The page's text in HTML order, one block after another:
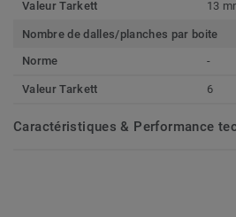
Valeur Tarkett 13
Nombre de dalles/planches par boite
Norme
-
Valeur Tarkett 6
Caractéristiques & Performance